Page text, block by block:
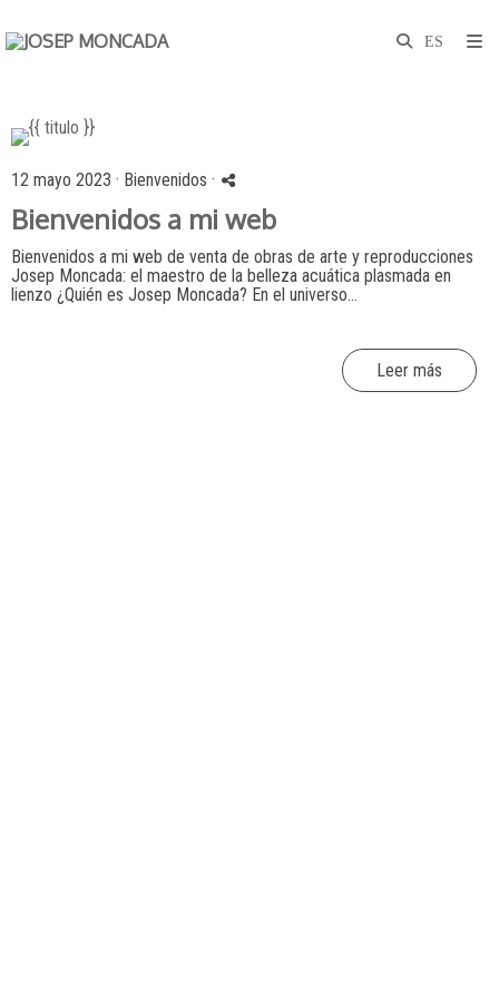
12 mayo 2023 · Bienvenidos ·
Bienvenidos a mi web
Bienvenidos a mi web de venta de obras de arte y reproducciones
Josep Moncada: el maestro de la belleza acuática plasmada en
lienzo ¿Quién es Josep Moncada? En el universo...
Leer más